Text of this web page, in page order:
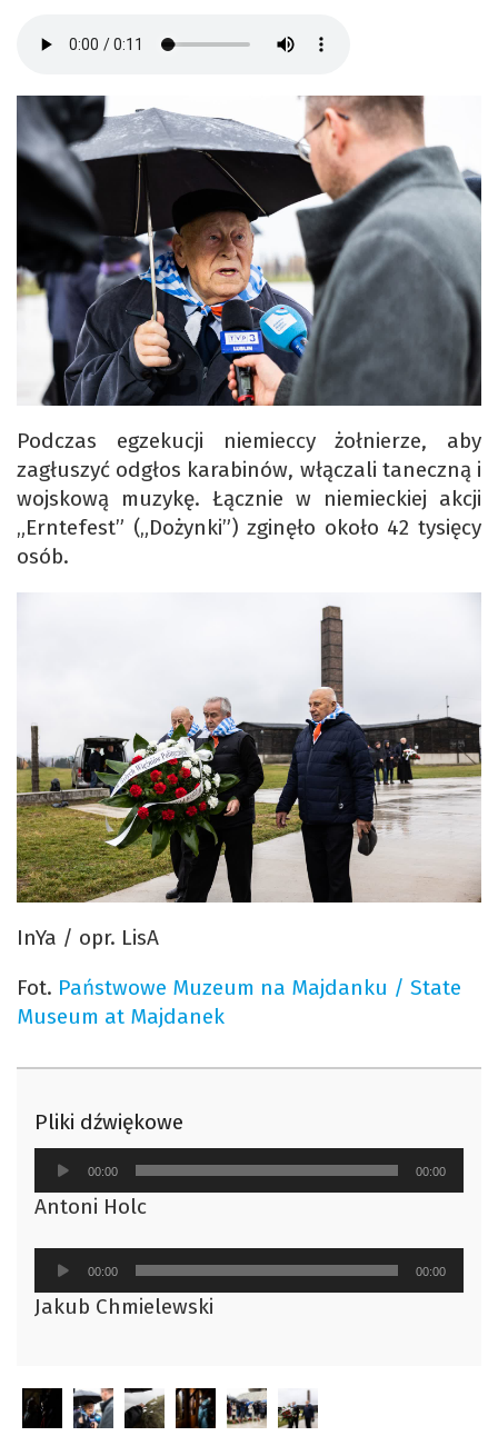
Podczas egzekucji niemieccy żołnierze, aby
zagłuszyć odgłos karabinów, włączali taneczną i
wojskową muzykę. Łącznie w niemieckiej akcji
„Erntefest” („Dożynki”) zginęło około 42 tysięcy
osób.
InYa / opr. LisA
Fot. Państwowe Muzeum na Majdanku / State
Museum at Majdanek
Pliki dźwiękowe
Odtwarzacz
plików
dźwiękowych
00:00 00:00
Antoni Holc
Odtwarzacz
plików
dźwiękowych
00:00 00:00
Jakub Chmielewski